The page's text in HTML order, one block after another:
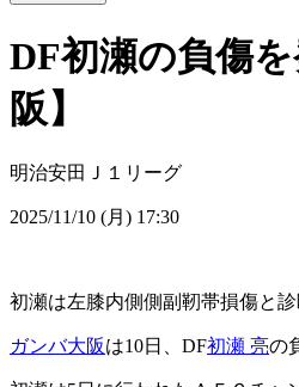
DF初瀬の負傷
阪】
明治安田Ｊ１リーグ
2025/11/10 (月) 17:30
初瀬は左膝内側側副靭帯損傷と
ガンバ大阪は10日、DF初瀬 亮の